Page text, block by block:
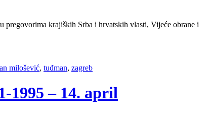
krajiških Srba i hrvatskih vlasti, Vijeće obrane i
milošević, tuđman, zagreb
1995 – 14. april